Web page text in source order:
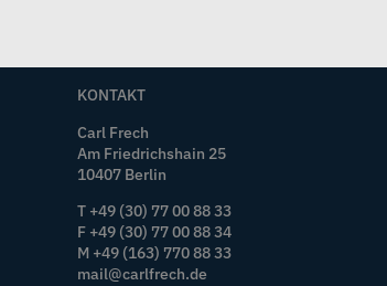
KONTAKT
Carl Frech
Am Friedrichshain 25
10407 Berlin
T +49 (30) 77 00 88 33
F +49 (30) 77 00 88 34
M +49 (163) 770 88 33
mail@carlfrech.de